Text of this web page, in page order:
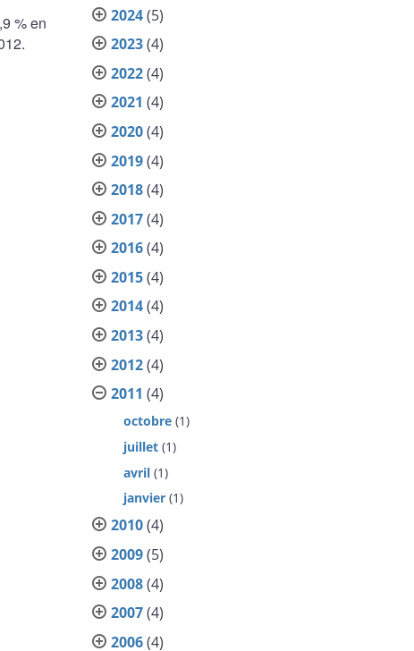
% en
2024(5)
2023(4)
2022(4)
2021 (4)
2020(4)
2019(4)
2018(4)
2017(4)
2016(4)
2015(4)
2014(4)
2013(4)
2012(4)
2011 (4)
octobre (1)
juillet (1)
avril (1)
janvier (1)
2010(4)
2009(5)
2008(4)
2007(4)
2006(4)